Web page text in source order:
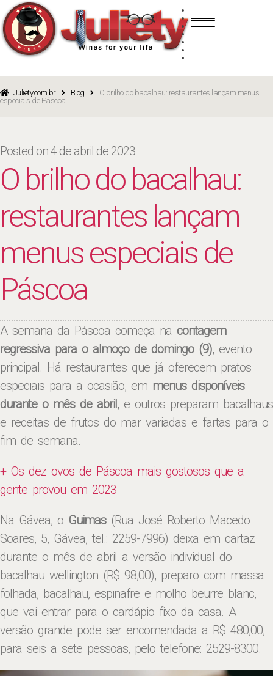
navigation
content
BRANCO
ROSÉ
Juliety.com.br Blog
O brilho do bacalhau: restaurantes lançam menus
especiais de Páscoa
Posted on4 de abril de 2023
O brilho do bacalhau:
restaurantes lançam
menus especiais de
Páscoa
A semana da Páscoa começa na contagem
regressiva para o almoço de domingo (9), evento
principal. Há restaurantes que já oferecem pratos
especiais para a ocasião, em menus disponíveis
durante o mês de abril, e outros preparam bacalhaus
e receitas de frutos do mar variadas e fartas para o
fim de semana.
+ Os dez ovos de Páscoa mais gostosos que a
gente provou em 2023
Na Gávea, o Guimas(Rua José Roberto Macedo
Soares, 5, Gávea, tel.: 2259-7996) deixa em cartaz
durante o mês de abril a versão individual do
bacalhau wellington (R$ 98,00), preparo com massa
folhada, bacalhau, espinafre e molho beurre blanc,
que vai entrar para o cardápio fixo da casa. A
versão grande pode ser encomendada a R$ 480,00,
para seis a sete pessoas, pelo telefone: 2529-8300.